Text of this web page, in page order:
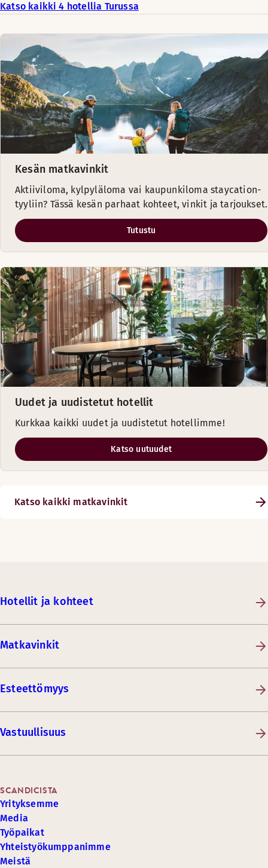
Katso kaikki 4 hotellia Turussa
Kesän matkavinkit
Aktiiviloma, kylpyläloma vai kaupunkiloma staycation-
tyyliin? Tässä kesän parhaat kohteet, vinkit ja tarjoukset.
Tutustu
Uudet ja uudistetut hotellit
Kurkkaa kaikki uudet ja uudistetut hotellimme!
Katso uutuudet
Katso kaikki matkavinkit
Hotellit ja kohteet
Matkavinkit
Esteettömyys
Vastuullisuus
SCANDICISTA
Yrityksemme
Media
Työpaikat
Yhteistyökumppanimme
Meistä